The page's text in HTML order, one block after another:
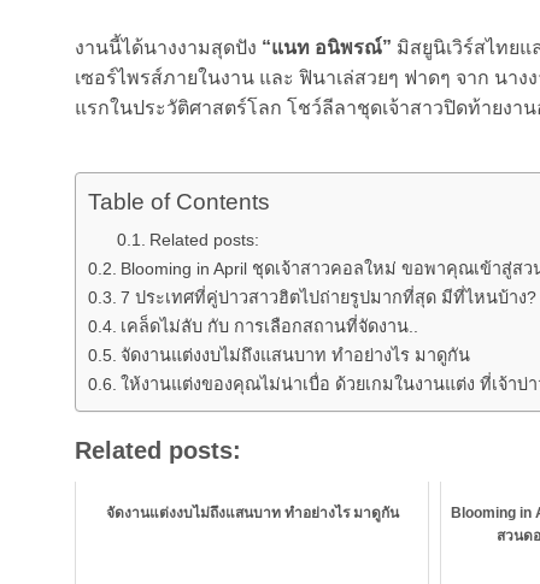
งานนี้ได้นางงามสุดปัง “แนท อนิพรณ์” มิสยูนิเวิร์สไทย
เซอร์ไพรส์ภายในงาน และ ฟินาเล่สวยๆ ฟาดๆ จาก นาง
แรกในประวัติศาสตร์โลก โชว์ลีลาชุดเจ้าสาวปิดท้ายงา
Table of Contents
Related posts:
Blooming in April ชุดเจ้าสาวคอลใหม่ ขอพาคุณเข้าสู่
7 ประเทศที่คู่บ่าวสาวฮิตไปถ่ายรูปมากที่สุด มีที่ไหนบ้าง
เคล็ดไม่ลับ กับ การเลือกสถานที่จัดงาน..
จัดงานแต่งงบไม่ถึงแสนบาท ทำอย่างไร มาดูกัน
ให้งานแต่งของคุณไม่น่าเบื่อ ด้วยเกมในงานแต่ง ที่เจ้าบ่
Related posts:
จัดงานแต่งงบไม่ถึงแสนบาท ทำอย่างไร มาดูกัน
Blooming in
สวนด